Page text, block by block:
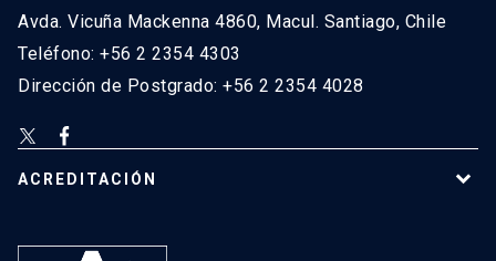
Avda. Vicuña Mackenna 4860, Macul. Santiago, Chile
Teléfono: +56 2 2354 4303
Dirección de Postgrado: +56 2 2354 4028
ACREDITACIÓN